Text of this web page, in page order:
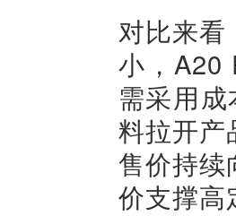
对比来看
小，A20
需采用
料拉开产
售价持续
价支撑高